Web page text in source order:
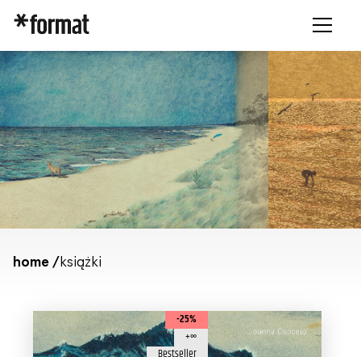
home / książki
-25%
+∞